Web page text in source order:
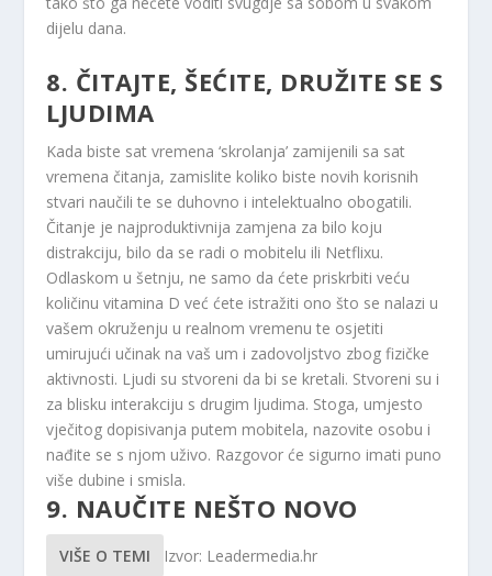
dijelu dana.
8. ČITAJTE, ŠEĆITE, DRUŽITE SE S
LJUDIMA
Kada biste sat vremena ‘skrolanja’ zamijenili sa sat
vremena čitanja, zamislite koliko biste novih korisnih
stvari naučili te se duhovno i intelektualno obogatili.
Čitanje je najproduktivnija zamjena za bilo koju
distrakciju, bilo da se radi o mobitelu ili Netflixu.
Odlaskom u šetnju, ne samo da ćete priskrbiti veću
količinu vitamina D već ćete istražiti ono što se nalazi u
vašem okruženju u realnom vremenu te osjetiti
umirujući učinak na vaš um i zadovoljstvo zbog fizičke
aktivnosti. Ljudi su stvoreni da bi se kretali. Stvoreni su i
za blisku interakciju s drugim ljudima. Stoga, umjesto
vječitog dopisivanja putem mobitela, nazovite osobu i
nađite se s njom uživo. Razgovor će sigurno imati puno
više dubine i smisla.
9. NAUČITE NEŠTO NOVO
VIŠE O TEMI Izvor: Leadermedia.hr